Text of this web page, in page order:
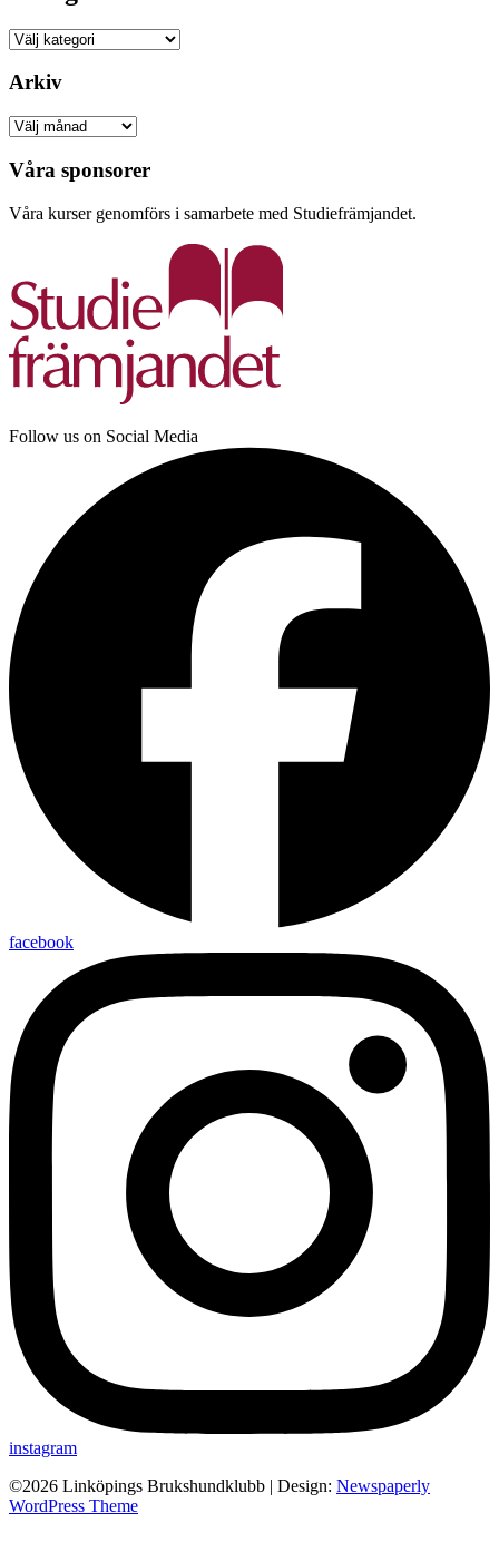
Kategorier
Arkiv
Arkiv
Våra sponsorer
Våra kurser genomförs i samarbete med Studiefrämjandet.
Follow us on Social Media
facebook
instagram
©2026 Linköpings Brukshundklubb | Design: Newspaperly
WordPress Theme